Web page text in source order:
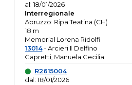
al: 18/01/2026
Interregionale
Abruzzo: Ripa Teatina (CH)
18 m
Memorial Lorena Ridolfi
13014- Arcieri Il Delfino
Capretti, Manuela Cecilia
R2615004
dal: 18/01/2026